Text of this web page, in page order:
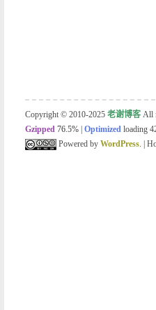
Copyright © 2010-2025 老谢博客 All
Gzipped 76.5% Optimized loading
Powered by WordPress. |